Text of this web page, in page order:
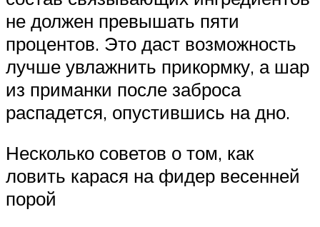
не должен превышать пяти
процентов. Это даст возможность
лучше увлажнить прикормку, а шар
из приманки после заброса
распадется, опустившись на дно.
Несколько советов о том, как
ловить карася на фидер весенней
порой